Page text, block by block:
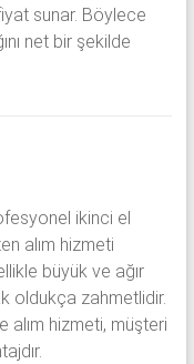
sunar. Böylece
net bir şekilde
ikinci el
alım hizmeti
büyük ve ağır
oldukça zahmetlidir.
alım hizmeti, müşteri